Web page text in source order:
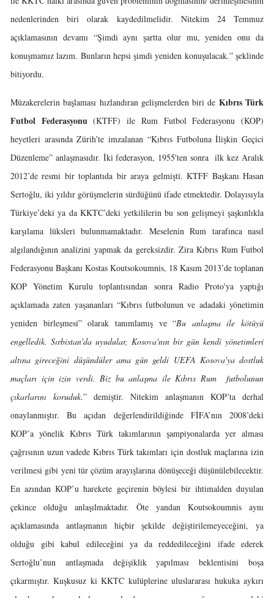
nedenlerinden biri olarak kaydedilmelidir. Nitekim 24 Temmuz
açıklamasının devamı “Şimdi aynı şartta olur mu, yeniden onu da
konuşmamız lazım. Bunların hepsi şimdi yeniden konuşulacak.” şeklinde
bitiyordu.
Müzakerelerin başlaması hızlandıran gelişmelerden biri de Kıbrıs Türk
Futbol Federasyonu(KTFF) ile Rum Futbol Federasyonu (KOP)
heyetleri arasında Zürih’te imzalanan “Kıbrıs Futboluna İlişkin Geçici
Düzenleme” anlaşmasıdır. İki federasyon, 1955'ten sonra ilk kez Aralık
2012’de resmi bir toplantıda bir araya gelmişti. KTFF Başkanı Hasan
Sertoğlu, iki yıldır görüşmelerin sürdüğünü ifade etmektedir. Dolayısıyla
Türkiye’deki ya da KKTC’deki yetkililerin bu son gelişmeyi şaşkınlıkla
karşılama lüksleri bulunmamaktadır. Meselenin Rum tarafınca nasıl
algılandığının analizini yapmak da gereksizdir. Zira Kıbrıs Rum Futbol
Federasyonu Başkanı Kostas Koutsokoumnis, 18 Kasım 2013’de toplanan
KOP Yönetim Kurulu toplantısından sonra Radio Proto'ya yaptığı
açıklamada zaten yaşananları “Kıbrıs futbolunun ve adadaki yönetimin
yeniden birleşmesi” olarak tanımlamış ve “Bu anlaşma ile kötüyü
engelledik. Sırbistan'da uyudular, Kosova'nın bir gün kendi yönetimleri
altına gireceğini düşündüler ama gün geldi UEFA Kosova'ya dostluk
maçları için izin verdi. Biz bu anlaşma ile Kıbrıs Rum futbolunun
çıkarlarını koruduk.” demiştir. Nitekim anlaşmanın KOP’ta derhal
onaylanmıştır. Bu açıdan değerlendirildiğinde FİFA’nın 2008’deki
KOP’a yönelik Kıbrıs Türk takımlarının şampiyonalarda yer alması
çağrısının uzun vadede Kıbrıs Türk takımları için dostluk maçlarına izin
verilmesi gibi yeni tür çözüm arayışlarına dönüşeceği düşünülebilecektir.
En azından KOP’u harekete geçirenin böylesi bir ihtimalden duyulan
çekince olduğu anlaşılmaktadır. Öte yandan Koutsokoumnis aynı
açıklamasında antlaşmanın hiçbir şekilde değiştirilemeyeceğini, ya
olduğu gibi kabul edileceğini ya da reddedileceğini ifade ederek
Sertoğlu’nun antlaşmada değişiklik yapılması beklentisini boşa
çıkarmıştır. Kuşkusuz ki KKTC kulüplerine uluslararası hukuka aykırı